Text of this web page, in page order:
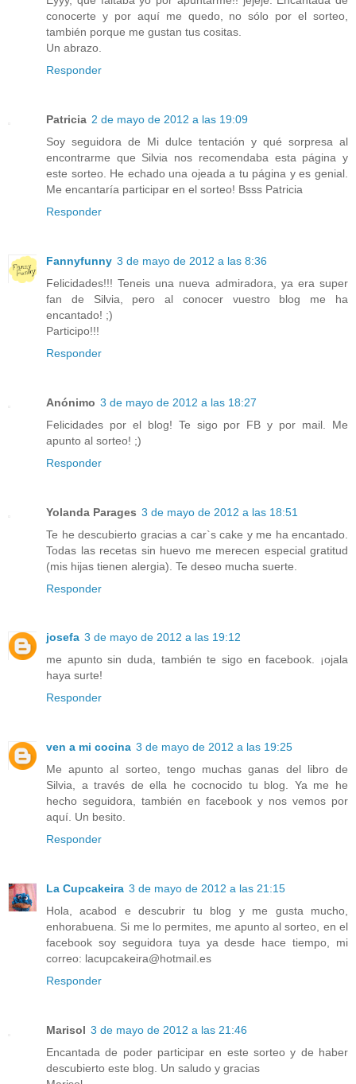
conocerte y por aquí me quedo, no sólo por el sorteo,
también porque me gustan tus cositas.
Un abrazo.
Responder
Patricia 2 de mayo de 2012 a las 19:09
Soy seguidora de Mi dulce tentación y qué sorpresa al
encontrarme que Silvia nos recomendaba esta página y
este sorteo. He echado una ojeada a tu página y es genial.
Me encantaría participar en el sorteo! Bsss Patricia
Responder
Fannyfunny 3 de mayo de 2012 a las 8:36
Felicidades!!! Teneis una nueva admiradora, ya era super
fan de Silvia, pero al conocer vuestro blog me ha
encantado! ;)
Participo!!!
Responder
Anónimo 3 de mayo de 2012 a las 18:27
Felicidades por el blog! Te sigo por FB y por mail. Me
apunto al sorteo! ;)
Responder
Yolanda Parages 3 de mayo de 2012 a las 18:51
Te he descubierto gracias a car`s cake y me ha encantado.
Todas las recetas sin huevo me merecen especial gratitud
(mis hijas tienen alergia). Te deseo mucha suerte.
Responder
josefa 3 de mayo de 2012 a las 19:12
me apunto sin duda, también te sigo en facebook. ¡ojala
haya surte!
Responder
ven a mi cocina 3 de mayo de 2012 a las 19:25
Me apunto al sorteo, tengo muchas ganas del libro de
Silvia, a través de ella he cocnocido tu blog. Ya me he
hecho seguidora, también en facebook y nos vemos por
aquí. Un besito.
Responder
La Cupcakeira 3 de mayo de 2012 a las 21:15
Hola, acabod e descubrir tu blog y me gusta mucho,
enhorabuena. Si me lo permites, me apunto al sorteo, en el
facebook soy seguidora tuya ya desde hace tiempo, mi
correo: lacupcakeira@hotmail.es
Responder
Marisol 3 de mayo de 2012 a las 21:46
Encantada de poder participar en este sorteo y de haber
descubierto este blog. Un saludo y gracias